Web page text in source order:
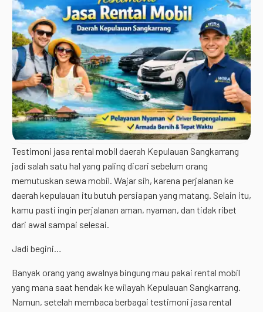
Testimoni jasa rental mobil daerah Kepulauan Sangkarrang
jadi salah satu hal yang paling dicari sebelum orang
memutuskan sewa mobil. Wajar sih, karena perjalanan ke
daerah kepulauan itu butuh persiapan yang matang. Selain itu,
kamu pasti ingin perjalanan aman, nyaman, dan tidak ribet
dari awal sampai selesai.
Jadi begini…
Banyak orang yang awalnya bingung mau pakai rental mobil
yang mana saat hendak ke wilayah Kepulauan Sangkarrang.
Namun, setelah membaca berbagai testimoni jasa rental